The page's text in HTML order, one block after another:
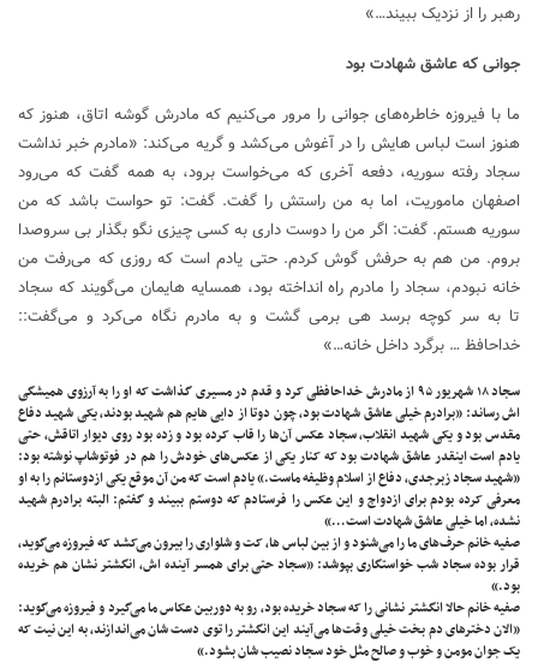
رهبر را از نزدیک ببیند…»
جوانی که عاشق شهادت بود
ما با فیروزه خاطره‌های جوانی را مرور می‌کنیم که مادرش گوشه اتاق، هنوز که
هنوز است لباس هایش را در آغوش می‌کشد و گریه می‌کند: «مادرم خبر نداشت
سجاد رفته سوریه، دفعه آخری که می‌خواست برود، به همه گفت که می‌رود
اصفهان ماموریت، اما به من راستش را گفت. گفت: تو حواست باشد که من
سوریه هستم. گفت: اگر من را دوست داری به کسی چیزی نگو بگذار بی سروصدا
بروم. من هم به حرفش گوش کردم. حتی یادم است که روزی که می‌رفت من
خانه نبودم، سجاد را مادرم راه انداخته بود، همسایه هایمان می‌گویند که سجاد
تا به سر کوچه برسد هی برمی گشت و به مادرم نگاه می‌کرد و می‌گفت::
خداحافظ … برگرد داخل خانه…»
سجاد ۱۸ شهریور ۹۵ از مادرش خداحافظی کرد و قدم در مسیری گذاشت که او را به آرزوی همیشگی
اش رساند: «برادرم خیلی عاشق شهادت بود، چون دوتا از دایی هایم هم شهید بودند، یکی شهید دفاع
مقدس بود و یکی شهید انقلاب، سجاد عکس آن‌ها را قاب کرده بود و زده بود روی دیوار اتاقش، حتی
یادم است اینقدر عاشق شهادت بود که کنار یکی از عکس‌های خودش را هم در فوتوشاپ نوشته بود:
«شهید سجاد زبرجدی، دفاع از اسلام وظیفه ماست.» یادم است که من آن موقع یکی ازدوستانم را به او
معرفی کرده بودم برای ازدواج و این عکس را فرستادم که دوستم ببیند و گفتم: البته برادرم شهید
نشده، اما خیلی عاشق شهادت است…»
صفیه خانم حرف‌های ما را می‌شنود و از بین لباس ها، کت و شلواری را بیرون می‌کشد که فیروزه می‌گوید،
قرار بوده سجاد شب خواستگاری بپوشد: «سجاد حتی برای همسر آینده اش، انگشتر نشان هم خریده
بود.»
صفیه خانم حالا انگشتر نشانی را که سجاد خریده بود، رو به دوربین عکاس ما می‌گیرد و فیروزه می‌گوید:
«الان دختر‌های دم بخت خیلی وقت‌ها می‌آیند این انگشتر را توی دست شان می‌اندازند، به این نیت که
یک جوان مومن و خوب و صالح مثل خود سجاد نصیب شان بشود.»